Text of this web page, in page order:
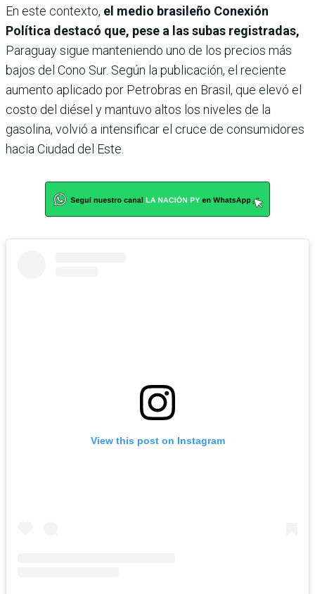
En este contexto, el medio brasileño Conexión
Política destacó que, pese a las subas registradas,
Paraguay sigue manteniendo uno de los precios más
bajos del Cono Sur. Según la publicación, el reciente
aumento aplicado por Petrobras en Brasil, que elevó el
costo del diésel y mantuvo altos los niveles de la
gasolina, volvió a intensificar el cruce de consumidores
hacia Ciudad del Este.
View this post on Instagram